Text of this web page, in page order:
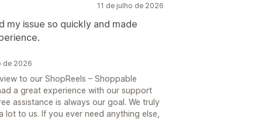
11 de julho de 2026
my issue so quickly and made
de 2026
to our ShopReels – Shoppable
a great experience with our support
assistance is always our goal. We truly
to us. If you ever need anything else,